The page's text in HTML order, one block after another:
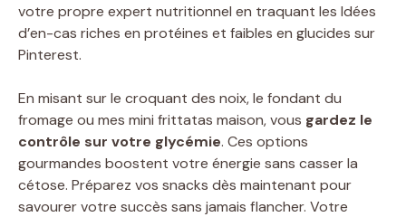
votre propre expert nutritionnel en traquant les Idées
d’en-cas riches en protéines et faibles en glucides sur
Pinterest.
En misant sur le croquant des noix, le fondant du
fromage ou mes mini frittatas maison, vous gardez le
contrôle sur votre glycémie. Ces options
gourmandes boostent votre énergie sans casser la
cétose. Préparez vos snacks dès maintenant pour
savourer votre succès sans jamais flancher. Votre